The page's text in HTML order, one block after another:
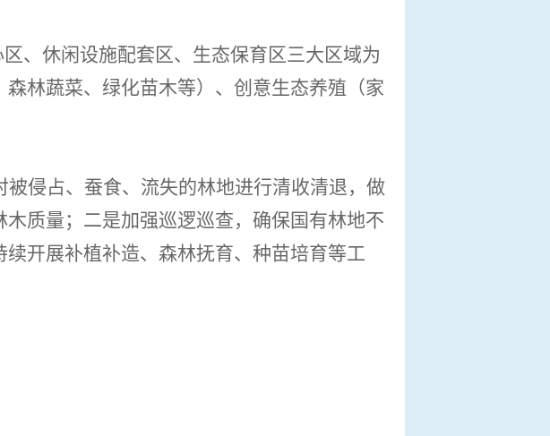
、休闲设施配套区、生态保育区三大区域为
林蔬菜、绿化苗木等）、创意生态养殖（家
侵占、蚕食、流失的林地进行清收清退，做
质量；二是加强巡逻巡查，确保国有林地不
开展补植补造、森林抚育、种苗培育等工